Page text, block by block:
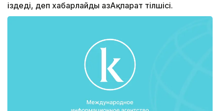
іздеді, деп хабарлайды ҚазАқпарат тілшісі.